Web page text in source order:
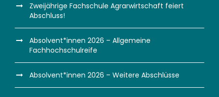
Zweijährige Fachschule Agrarwirtschaft feiert
Abschluss!
Absolvent*innen 2026 – Allgemeine
Fachhochschulreife
Absolvent*innen 2026 – Weitere Abschlüsse